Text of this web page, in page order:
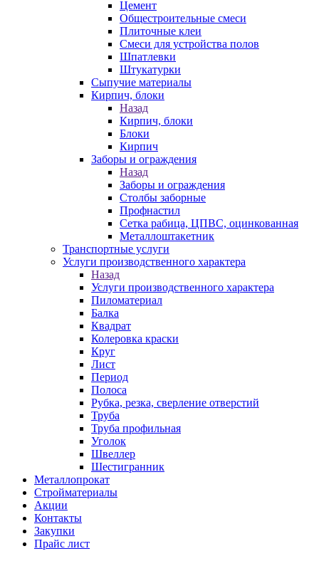
Цемент
Общестроительные смеси
Плиточные клеи
Смеси для устройства полов
Шпатлевки
Штукатурки
Сыпучие материалы
Кирпич, блоки
Назад
Кирпич, блоки
Блоки
Кирпич
Заборы и ограждения
Назад
Заборы и ограждения
Столбы заборные
Профнастил
Сетка рабица, ЦПВС, оцинкованная
Металлоштакетник
Транспортные услуги
Услуги производственного характера
Назад
Услуги производственного характера
Пиломатериал
Балка
Квадрат
Колеровка краски
Круг
Лист
Период
Полоса
Рубка, резка, сверление отверстий
Труба
Труба профильная
Уголок
Швеллер
Шестигранник
Металлопрокат
Стройматериалы
Акции
Контакты
Закупки
Прайс лист